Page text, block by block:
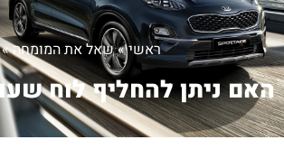
ראשי»שאל את המומחה»